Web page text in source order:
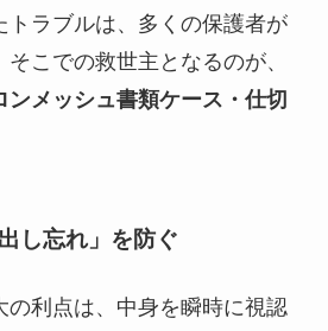
トラブルは、多くの保護者が
こでの救世主となるのが、
ンメッシュ書類ケース・仕切
し忘れ」を防ぐ
の利点は、中身を瞬時に視認